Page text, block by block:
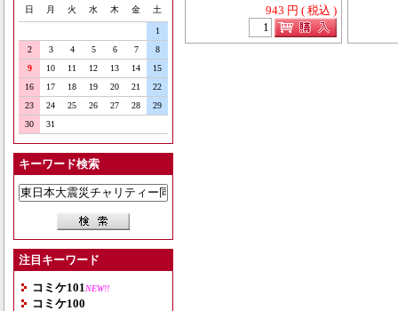
日 月 火 水 木 金 土
1
2
3 4 5 6 7
8
9
10 11 12 13 14
15
16
17 18 19 20 21
22
23
24 25 26 27 28
29
30
31
キーワード検索
注目キーワード
コミケ101 NEW!!
コミケ100
943 円 ( 税込 )